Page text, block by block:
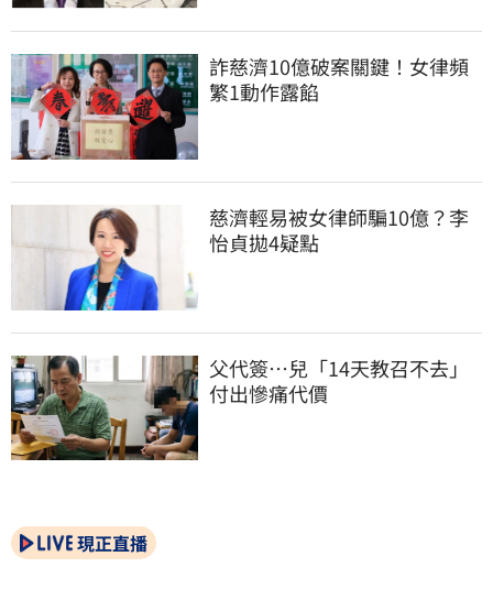
詐慈濟10億破案關鍵！女律頻
繁1動作露餡
慈濟輕易被女律師騙10億？李
怡貞拋4疑點
父代簽…兒「14天教召不去」
付出慘痛代價
現正直播